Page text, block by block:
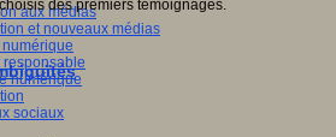
aux médias
et nouveaux médias
numérique
responsable
numérique
sociaux
des premiers témoignages.